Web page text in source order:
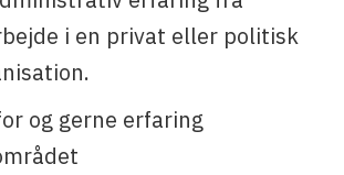
i en privat eller politisk
og gerne erfaring